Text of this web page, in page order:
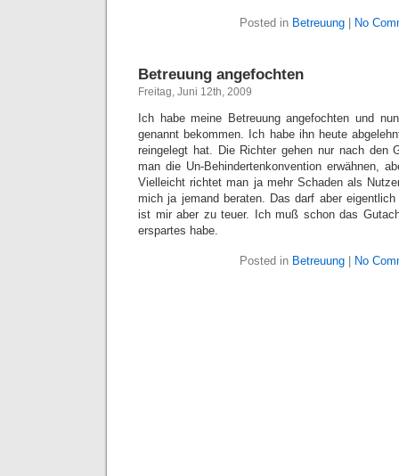
Posted in Betreuung| No
Betreuung angefochten
Freitag, Juni 12th, 2009
Ich habe meine Betreuung angefochten und
genannt bekommen. Ich habe ihn heute
reingelegt hat. Die Richter gehen nur nach den
man die Un-Behindertenkonvention erwähnen,
Vielleicht richtet man ja mehr Schaden als
mich ja jemand beraten. Das darf aber
ist mir aber zu teuer. Ich muß schon das
erspartes habe.
Posted in Betreuung| No